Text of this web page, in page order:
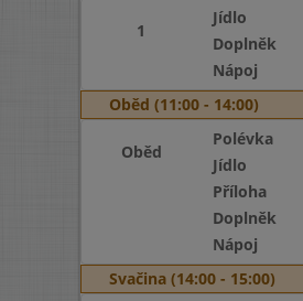
1
Jídlo
Doplněk
Nápoj
Oběd (11:00 - 14:00)
Oběd
Polévka
Jídlo
Příloha
Doplněk
Nápoj
Svačina (14:00 - 15:00)